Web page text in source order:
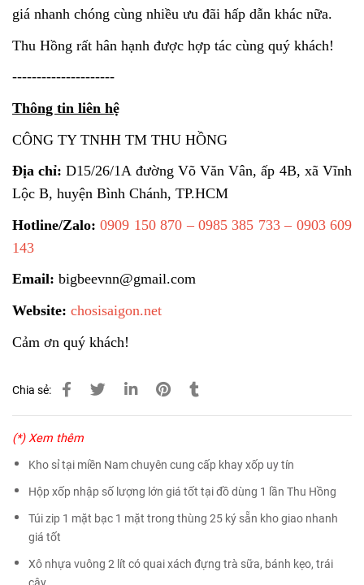
giá nhanh chóng cùng nhiều ưu đãi hấp dẫn khác nữa.
Thu Hồng rất hân hạnh được hợp tác cùng quý khách!
---------------------
Thông tin liên hệ
CÔNG TY TNHH TM THU HỒNG
Địa chỉ: D15/26/1A đường Võ Văn Vân, ấp 4B, xã Vĩnh
Lộc B, huyện Bình Chánh, TP.HCM
Hotline/Zalo: 0909 150 870 – 0985 385 733 – 0903 609
143
Email: bigbeevnn@gmail.com
Website: chosisaigon.net
Cảm ơn quý khách!
Chia sẻ:
(*) Xem thêm
Kho sỉ tại miền Nam chuyên cung cấp khay xốp uy tín
Hộp xốp nhập số lượng lớn giá tốt tại đồ dùng 1 lần Thu Hồng
Túi zip 1 mặt bạc 1 mặt trong thùng 25 ký sẵn kho giao nhanh
giá tốt
Xô nhựa vuông 2 lít có quai xách đựng trà sữa, bánh kẹo, trái